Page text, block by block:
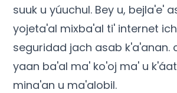
suuk u yúuchul. Bey u, bejla'e'
yojeta'al mixba'al ti' internet
seguridad jach asab k'a'anan.
yaan ba'al ma' ko'oj ma' u
mina'an u ma'alobil.